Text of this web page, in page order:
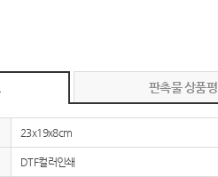
판촉물 상품평
23x19x8cm
DTF컬러인쇄